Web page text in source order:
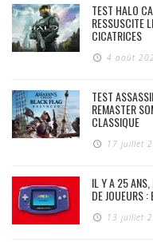
TEST HALO
RESSUSCITE
CICATRICES
4 août
TEST
REMASTER
CLASSIQUE
17 juillet
IL Y A 25 ANS,
DE JOUEURS
13 juillet